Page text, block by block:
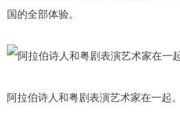
国的全部体验。
阿拉伯诗人和粤剧表演艺术家在一起。